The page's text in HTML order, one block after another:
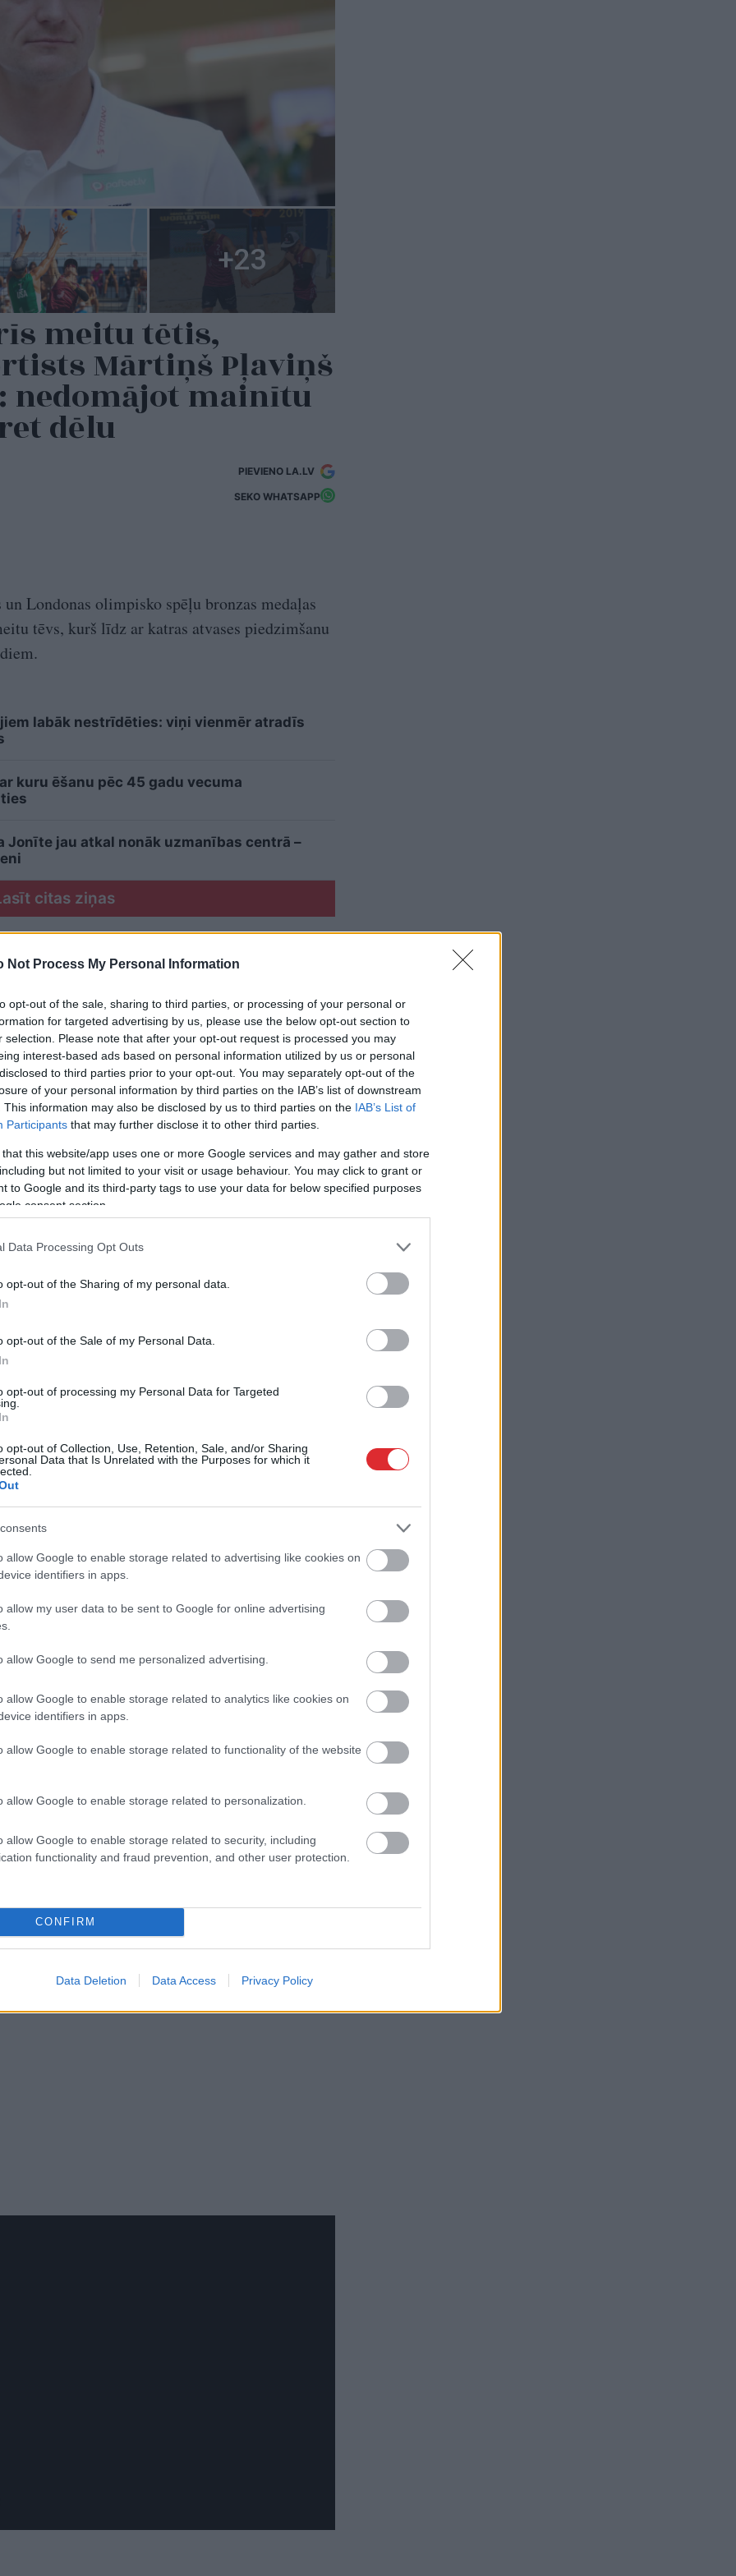
Not Process My Personal Information
opt-out of the sale, sharing to third parties, or processing of your personal or
for targeted advertising by us, please use the below opt-out section to
selection. Please note that after your opt-out request is processed you may
interest-based ads based on personal information utilized by us or personal
to third parties prior to your opt-out. You may separately opt-out of the
of your personal information by third parties on the IAB’s list of downstream
This information may also be disclosed by us to third parties on the IAB’s List of
Participants that may further disclose it to other third parties.
that this website/app uses one or more Google services and may gather and store
but not limited to your visit or usage behaviour. You may click to grant or
to Google and its third-party tags to use your data for below specified purposes
consent section.
Data Processing Opt Outs
opt-out of the Sharing of my personal data.
opt-out of the Sale of my Personal Data.
opt-out of processing my Personal Data for Targeted
opt-out of Collection, Use, Retention, Sale, and/or Sharing
Data that Is Unrelated with the Purposes for which it
allow Google to enable storage related to advertising like cookies on
identifiers in apps.
allow my user data to be sent to Google for online advertising
allow Google to send me personalized advertising.
allow Google to enable storage related to analytics like cookies on
identifiers in apps.
allow Google to enable storage related to functionality of the website
allow Google to enable storage related to personalization.
allow Google to enable storage related to security, including
functionality and fraud prevention, and other user protection.
CONFIRM
Data Deletion Data Access Privacy Policy
meitu tētis,
Mārtiņš Pļaviņš
nedomājot mainītu
dēlu
PIEVIENO LA.LV
SEKO WHATSAPP
Londonas olimpisko spēļu bronzas medaļas
tēvs, kurš līdz ar katras atvases piedzimšanu
labāk nestrīdēties: viņi vienmēr atradīs
kuru ēšanu pēc 45 gadu vecuma
Jonīte jau atkal nonāk uzmanības centrā –
citas ziņas
meitiņa, viņš sievai dāvāja 100 rozes, otrās
200 rozes un šo tradīciju sportists turpināja arī
dāvāja jau 300 rozes. Viesojoties sarunu šovā
nonāca otrdienas vakarā, viena no šova
rubrikā “Saki patiesību vai apēd
jautājumu un vēlēsies noskaidrot, vai
kas viņu darītu laimīgāku – zelts olimpiādē vai
“Dēls!” sacīja Mārtiņš un ne bez humora
esot mazāka nekā tikt pie dēla.
notikusi smaga
aizbēdzis no
vietas
“Man nebija tās mātes
Didrihsone atklāti par
piedzimšanas
to izmēģināsim. Jo tagad, kad trīs bērni sēž
četri – tad jau vajag tādu
busiņu,” – asprātīgi uz šo jautājumu atbildēja